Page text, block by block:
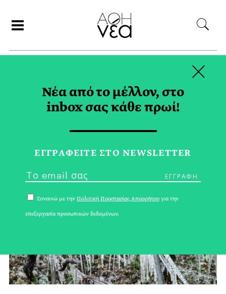
ΜΑΙΟΣ 2026
Νέα από το μέλλον, στο
inbox σας κάθε πρωί!
ΕΓΓPΑΦΕΙΤΕ ΣΤΟ NEWSLETTER
Συναινώ με την Πολιτική Προστασίας Απορρήτου για την
επεξεργασία προσωπικών δεδομένων.
×